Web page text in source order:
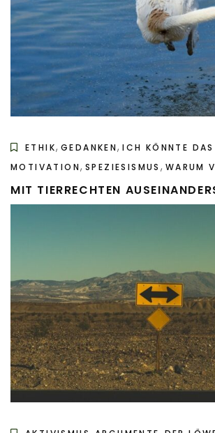
ETHIK, GEDANKEN,ICH KÖNNTE
MOTIVATION, SPEZIESISMUS , WARUM
MIT TIERRECHTEN